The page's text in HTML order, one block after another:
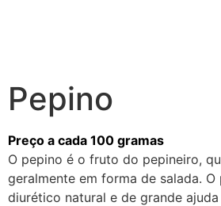
Pepino
Preço a cada 100 gramas
O pepino é o fruto do pepineiro,
geralmente em forma de salada. O
diurético natural e de grande